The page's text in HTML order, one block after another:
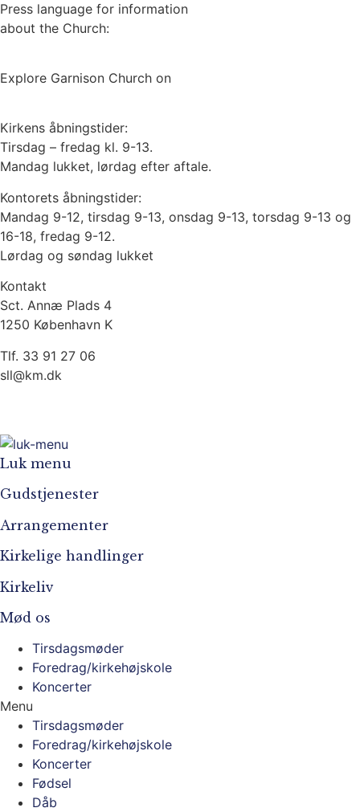
Press language for information
about the Church:
Explore Garnison Church on
Kirkens åbningstider:
Tirsdag – fredag kl. 9-13.
Mandag lukket, lørdag efter aftale.
Kontorets åbningstider:
Mandag 9-12, tirsdag 9-13, onsdag 9-13, torsdag 9-13 og
16-18, fredag 9-12.
Lørdag og søndag lukket
Kontakt
Sct. Annæ Plads 4
1250 København K
Tlf. 33 91 27 06
sll@km.dk
Luk menu
Gudstjenester
Arrangementer
Kirkelige handlinger
Kirkeliv
Mød os
Tirsdagsmøder
Foredrag/kirkehøjskole
Koncerter
Menu
Tirsdagsmøder
Foredrag/kirkehøjskole
Koncerter
Fødsel
Dåb